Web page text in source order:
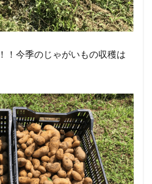
！今季のじゃがいもの収穫は